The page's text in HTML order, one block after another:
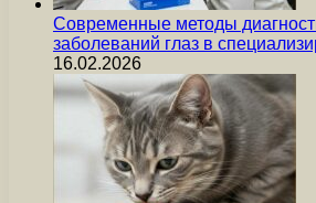
Современные методы
заболеваний глаз в
16.02.2026